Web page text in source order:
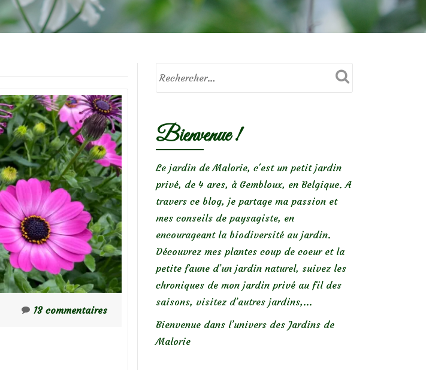
13 commentaires
Bienvenue !
Le jardin de Malorie, c'est un petit jardin
privé, de 4 ares, à Gembloux, en Belgique. A
travers ce blog, je partage ma passion et
mes conseils de paysagiste, en
encourageant la biodiversité au jardin.
Découvrez mes plantes coup de coeur et la
petite faune d’un jardin naturel, suivez les
chroniques de mon jardin privé au fil des
saisons, visitez d’autres jardins,...
Bienvenue dans l’univers des Jardins de
Malorie